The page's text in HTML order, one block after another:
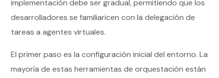
implementación debe ser gradual, permitiendo que los
desarrolladores se familiaricen con la delegación de
tareas a agentes virtuales.
El primer paso es la configuración inicial del entorno. La
mayoría de estas herramientas de orquestación están